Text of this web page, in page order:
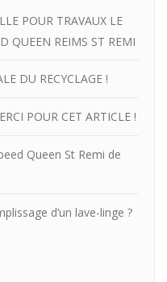
POUR TRAVAUX LE
QUEEN REIMS ST REMI
DU RECYCLAGE !
POUR CET ARTICLE !
Queen St Remi de
d’un lave-linge ?